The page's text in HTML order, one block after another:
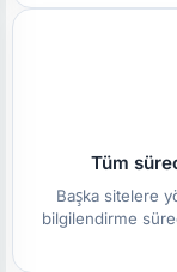
Tüm
Başka sitelere
bilgilendirme